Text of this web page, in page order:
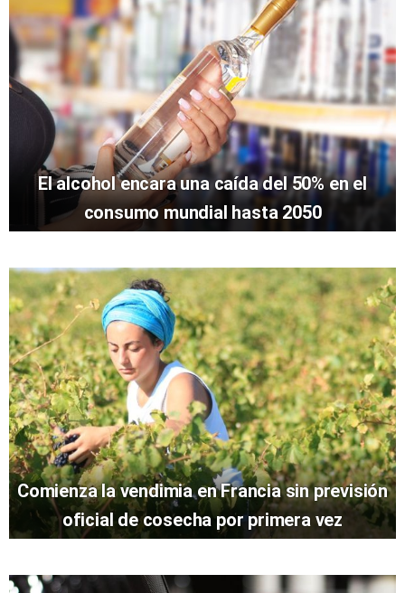
El alcohol encara una caída del 50% en el
consumo mundial hasta 2050
Comienza la vendimia en Francia sin previsión
oficial de cosecha por primera vez